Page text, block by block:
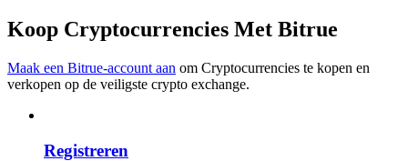
Big data-analyse inclusief handelsinformatie, enz.
Koop Cryptocurrencies Met Bitrue
Maak een Bitrue-account aan om Cryptocurrencies te kopen en
verkopen op de veiligste crypto exchange.
Registreren